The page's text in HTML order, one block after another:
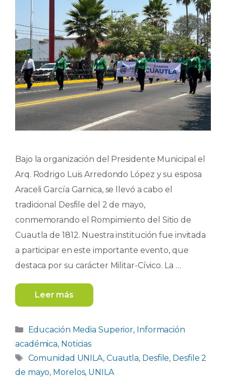
Bajo la organización del Presidente Municipal el
Arq. Rodrigo Luis Arredondo López y su esposa
Araceli García Garnica, se llevó a cabo el
tradicional Desfile del 2 de mayo,
conmemorando el Rompimiento del Sitio de
Cuautla de 1812. Nuestra institución fue invitada
a participar en este importante evento, que
destaca por su carácter Militar-Cívico. La …
Leer más
Categorías
Educación Media Superior, Información
académica, Noticias
Etiquetas
Comunidad UNILA, Cuautla, Desfile, Desfile 2
de mayo, Morelos, UNILA